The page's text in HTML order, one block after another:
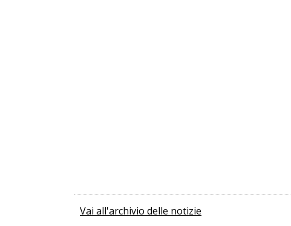
Vai all'archivio delle notizie